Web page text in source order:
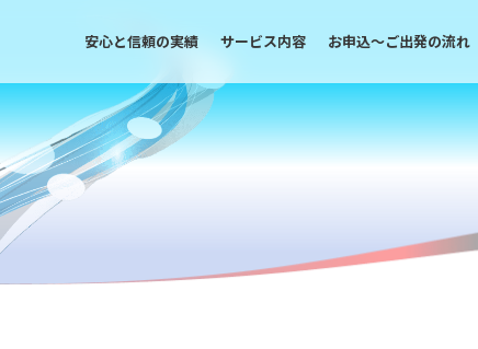
安心と信頼の実績 サービス内容 お申込〜ご出発の流れ